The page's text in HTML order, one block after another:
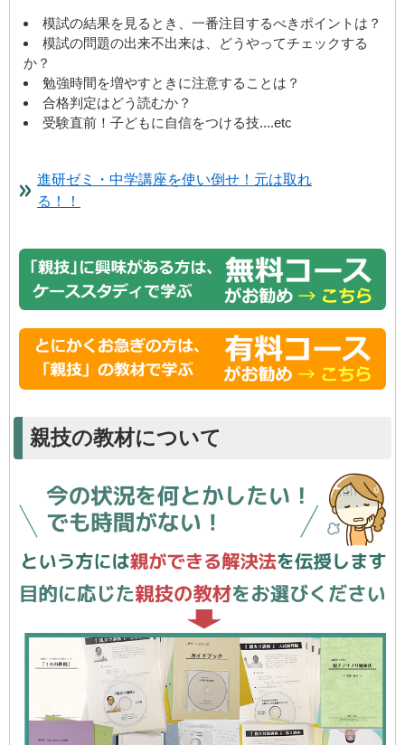
模試の結果を見るとき、一番注目するべきポイントは？
模試の問題の出来不出来は、どうやってチェックする
か？
勉強時間を増やすときに注意することは？
合格判定はどう読むか？
受験直前！子どもに自信をつける技....etc
進研ゼミ・中学講座を使い倒せ！元は取れ
る！！
親技の教材について